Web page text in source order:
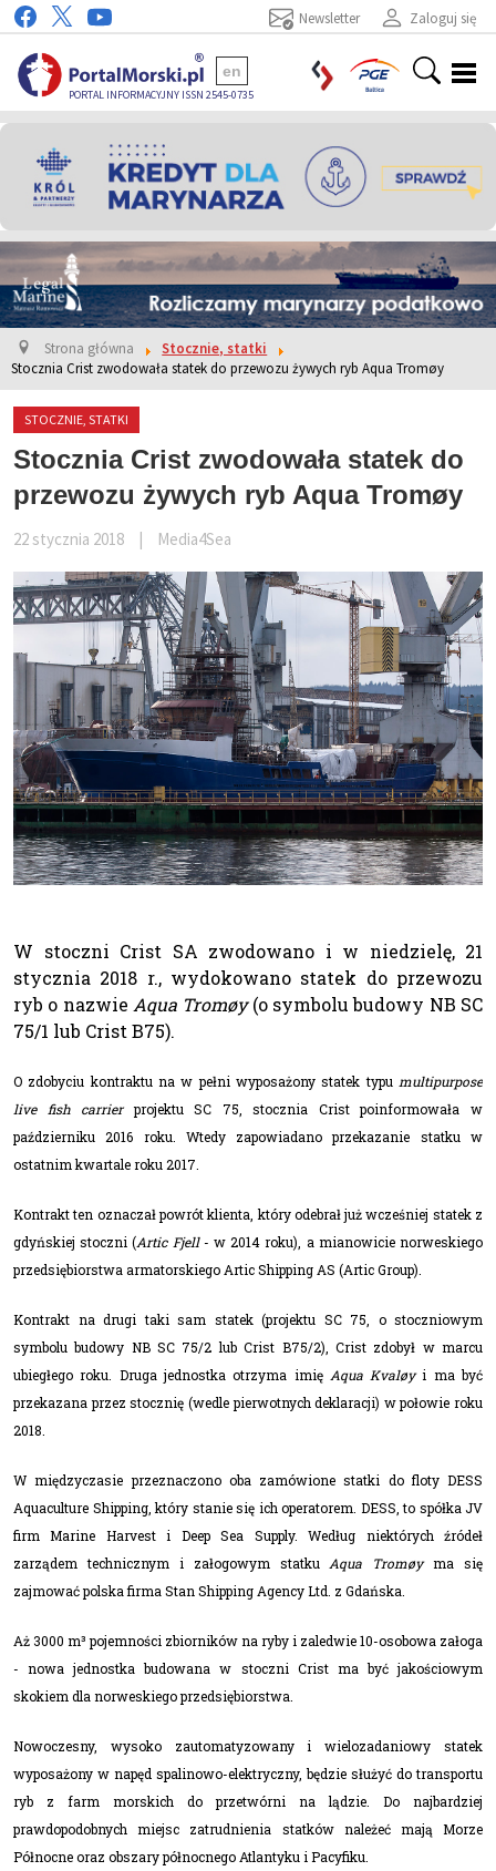
Zaloguj się
Newsletter
PORTAL INFORMACYJNY ISSN 2545-0735
en
Strona główna
Stocznie, statki
Stocznia Crist zwodowała statek do przewozu żywych ryb Aqua Tromøy
STOCZNIE, STATKI
Stocznia Crist zwodowała statek do
przewozu żywych ryb Aqua Tromøy
22 stycznia 2018 Media4Sea
W stoczni Crist SA zwodowano i w niedzielę, 21
stycznia 2018 r., wydokowano statek do przewozu
ryb o nazwie Aqua Tromøy(o symbolu budowy NB SC
75/1 lub Crist B75).
O zdobyciu kontraktu na w pełni wyposażony statek typu multipurpose
live fish carrierprojektu SC 75, stocznia Crist poinformowała w
październiku 2016 roku. Wtedy zapowiadano przekazanie statku w
ostatnim kwartale roku 2017.
Kontrakt ten oznaczał powrót klienta, który odebrał już wcześniej statek z
gdyńskiej stoczni (Artic Fjell- w 2014 roku), a mianowicie norweskiego
przedsiębiorstwa armatorskiego Artic Shipping AS (Artic Group).
Kontrakt na drugi taki sam statek (projektu SC 75, o stoczniowym
symbolu budowy NB SC 75/2 lub Crist B75/2), Crist zdobył w marcu
ubiegłego roku. Druga jednostka otrzyma imię Aqua Kvaløyi ma być
przekazana przez stocznię (wedle pierwotnych deklaracji) w połowie roku
2018.
W międzyczasie przeznaczono oba zamówione statki do floty DESS
Aquaculture Shipping, który stanie się ich operatorem. DESS, to spółka JV
firm Marine Harvest i Deep Sea Supply.Według niektórych źródeł
zarządem technicznym i załogowym statku Aqua Tromøyma się
zajmować polska firma Stan Shipping Agency Ltd. z Gdańska.
Aż 3000 m³ pojemności zbiorników na ryby i zaledwie 10-osobowa załoga
- nowa jednostka budowana w stoczni Crist ma być jakościowym
skokiem dla norweskiego przedsiębiorstwa.
Nowoczesny, wysoko zautomatyzowany i wielozadaniowy statek
wyposażony w napęd spalinowo-elektryczny, będzie służyć do transportu
ryb z farm morskich do przetwórni na lądzie. Do najbardziej
prawdopodobnych miejsc zatrudnienia statków należeć mają Morze
Północne oraz obszary północnego Atlantyku i Pacyfiku.